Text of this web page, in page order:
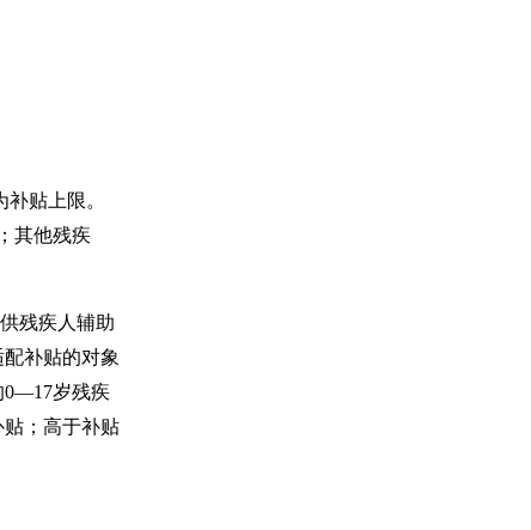
贴上限。
其他残疾
残疾人辅助
补贴的对象
0—17岁残疾
；高于补贴